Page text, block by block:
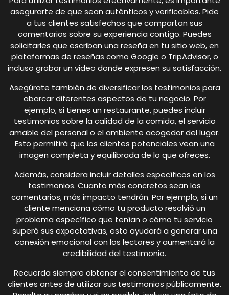
asegurarte de que sean auténticos y verificables. Pide
a tus clientes satisfechos que compartan sus
comentarios sobre su experiencia contigo. Puedes
solicitarles que escriban una reseña en tu sitio web, en
plataformas de reseñas como Google o TripAdvisor, o
incluso grabar un video donde expresen su satisfacción.
Asegúrate también de diversificar los testimonios para
abarcar diferentes aspectos de tu negocio. Por
ejemplo, si tienes un restaurante, puedes incluir
testimonios sobre la calidad de la comida, el servicio
amable del personal o el ambiente acogedor del lugar.
Esto permitirá que los clientes potenciales vean una
imagen completa y equilibrada de lo que ofreces.
Además, considera incluir detalles específicos en los
testimonios. Cuanto más concretos sean los
comentarios, más impacto tendrán. Por ejemplo, si un
cliente menciona cómo tu producto resolvió un
problema específico que tenían o cómo tu servicio
superó sus expectativas, esto ayudará a generar una
conexión emocional con los lectores y aumentará la
credibilidad del testimonio.
Recuerda siempre obtener el consentimiento de tus
clientes antes de utilizar sus testimonios públicamente.